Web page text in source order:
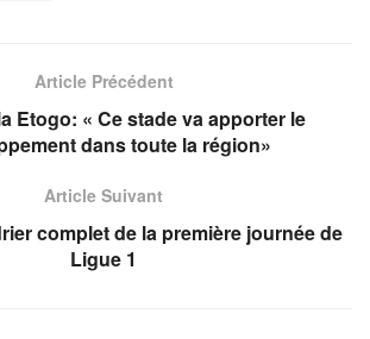
Article Précédent
Etogo: « Ce stade va apporter le
dans toute la région»
Article Suivant
complet de la première journée de
Ligue 1